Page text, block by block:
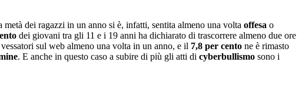
metà dei ragazzi in un anno si è, infatti, sentita almeno una volta offesa o
dei giovani tra gli 11 e i 19 anni ha dichiarato di trascorrere almeno due ore
sul web almeno una volta in un anno, e il 7,8 per cento ne è rimasto
. E anche in questo caso a subire di più gli atti di cyberbullismo sono i